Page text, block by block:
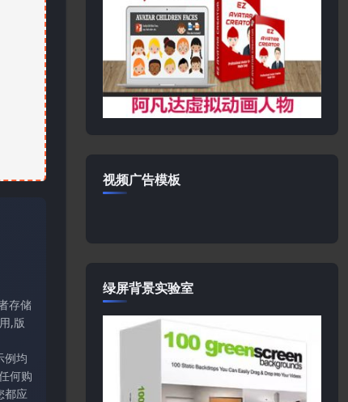
存储
,版
例均
何购
都应
视频广告模板
绿屏背景实验室